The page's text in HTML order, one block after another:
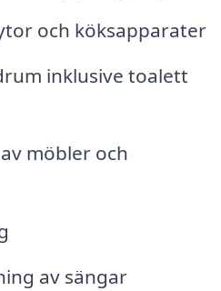
och köksapparater
inklusive toalett
möbler och
av sängar